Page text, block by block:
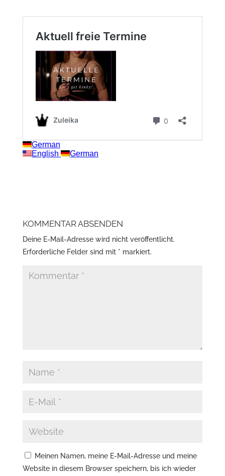
KOMMENTAR ABSENDEN
Deine E-Mail-Adresse wird nicht veröffentlicht.
Erforderliche Felder sind mit * markiert.
Meinen Namen, meine E-Mail-Adresse und meine
Website in diesem Browser speichern, bis ich wieder